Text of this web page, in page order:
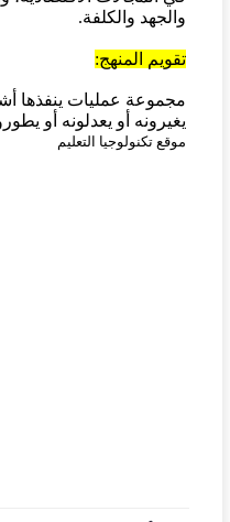
والجهد والكلفة.
تقويم المنهج:
مجموعة عمليات ينفذها
يغيرونه أو يعدلونه أو
موقع تكنولوجيا التعليم